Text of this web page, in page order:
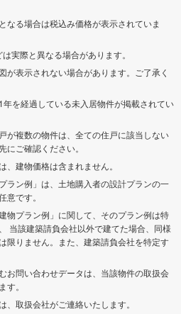
なる場合は税込み価格が表示されていま
実際と異なる場合があります。
が表示されない場合があります。ご了承く
年を経過している未入居物件が掲載されてい
が複数の物件は、全ての住戸に該当しない
ご確認ください。
、建物価格は含まれません。
ラン例」は、土地購入者の設計プランの一
です。
物プラン例」に関して、そのプラン例は特
当該建築請負会社以外で建てた場合、同様
限りません。また、建築請負会社を特定す
お問い合わせデータは、当該物件の取扱会
。
取扱会社がご連絡いたします。